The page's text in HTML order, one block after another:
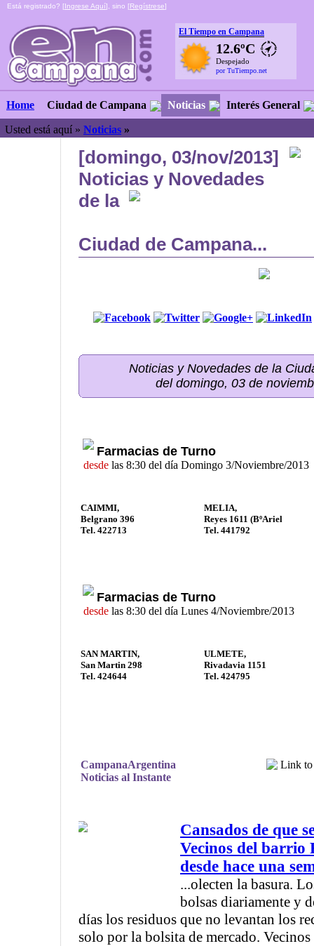
Está registrado? [Ingrese Aquí], sino [Regístrese]
El Tiempo en Campana
12.6ºC
Despejado
por TuTiempo.net
Home Ciudad de Campana Noticias Interés General
Usted está aquí » Noticias »
[domingo, 03/nov/2013]
Noticias y Novedades
de la
Ciudad de Campana...
Noticias y Novedades de la
del domingo, 03 de
Farmacias de Turno
desde las 8:30 del día Domingo 3/Noviembre/2013
CAIMMI,
Belgrano 396
Tel. 422713
MELIA,
Reyes 1611 (BºAriel
Tel. 441792
Farmacias de Turno
desde las 8:30 del día Lunes 4/Noviembre/2013
SAN MARTIN,
San Martin 298
Tel. 424644
ULMETE,
Rivadavia 1151
Tel. 424795
CampanaArgentina
Noticias al Instante
Cansados de que
Vecinos del barrio
desde hace una
...olecten la basura.
bolsas diariamente y
días los residuos que no levantan los
solo por la bolsita de mercado. Vecinos